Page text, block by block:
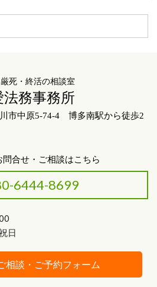
死・終活の相談室
務事務所
市中原5-74-4 博多南駅から徒歩2
問合せ・ご相談はこちら
6444-8699
日
相談・ご予約フォーム